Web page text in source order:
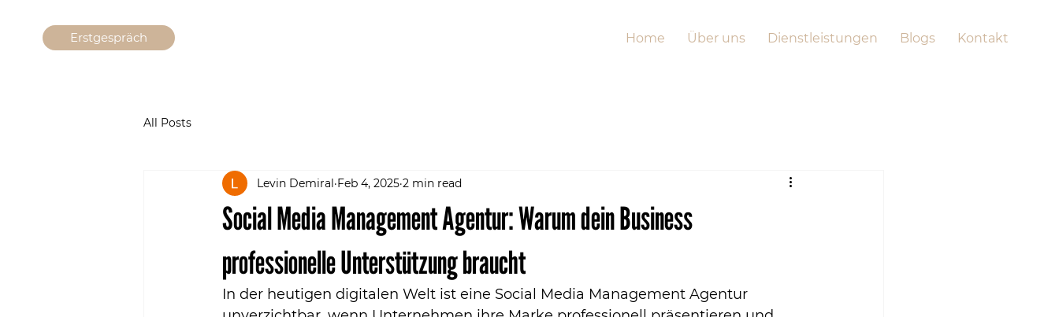
Erstgespräch Home Über uns Dienstleistungen Blogs Kontakt
All Posts
Social Media Management Agentur: Warum dein Business
professionelle Unterstützung braucht
Levin Demiral Feb 4, 2025 2 min read
In der heutigen digitalen Welt ist eine Social Media Management Agentur